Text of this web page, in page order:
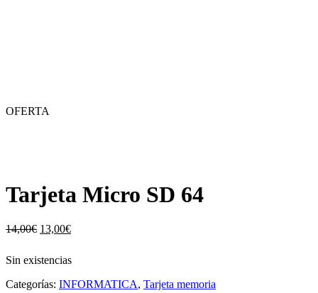
OFERTA
Tarjeta Micro SD 64
14,00€ El
original
era:
14,00€.
13,00€El
es:
13,00€.
Sin existencias
Categorías: INFORMATICA, Tarjeta memoria